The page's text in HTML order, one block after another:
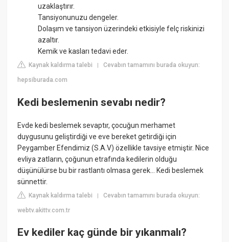
uzaklaştırır.
Tansiyonunuzu dengeler.
Dolaşım ve tansiyon üzerindeki etkisiyle felç riskinizi
azaltır.
Kemik ve kasları tedavi eder.
Kaynak kaldırma talebi |Cevabın tamamını burada okuyun:
hepsiburada.com
Kedi beslemenin sevabı nedir?
Evde kedi beslemek sevaptır, çocuğun merhamet
duygusunu geliştirdiği ve eve bereket getirdiği için
Peygamber Efendimiz (S.A.V) özellikle tavsiye etmiştir. Nice
evliya zatların, çoğunun etrafında kedilerin olduğu
düşünülürse bu bir rastlantı olmasa gerek… Kedi beslemek
sünnettir.
Kaynak kaldırma talebi |Cevabın tamamını burada okuyun:
webtv.akittv.com.tr
Ev kediler kaç günde bir yıkanmalı?